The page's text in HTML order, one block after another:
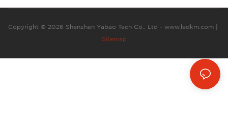
Copyright © 2026 Shenzhen Yabao Tech Co., Ltd - www.ledkm.com |
Sitemap